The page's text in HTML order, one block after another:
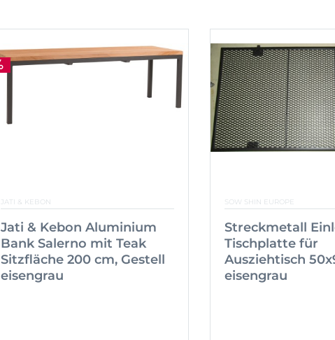
JATI & KEBON
Jati & Kebon Aluminium
Bank Salerno mit Teak
Sitzfläche 200 cm, Gestell
eisengrau
SOW SHIN EUROPE
Streckmetall
Tischplatte für
Ausziehtisch
eisengrau